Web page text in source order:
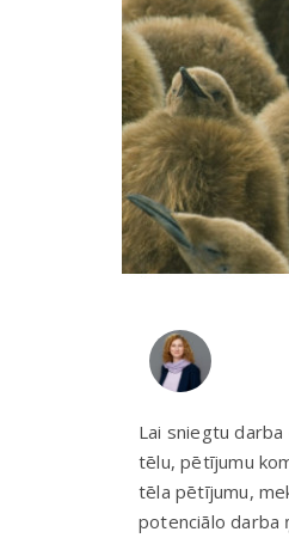
Lai sniegtu
tēlu, pētījumu
tēla pētījumu,
potenciālo darba